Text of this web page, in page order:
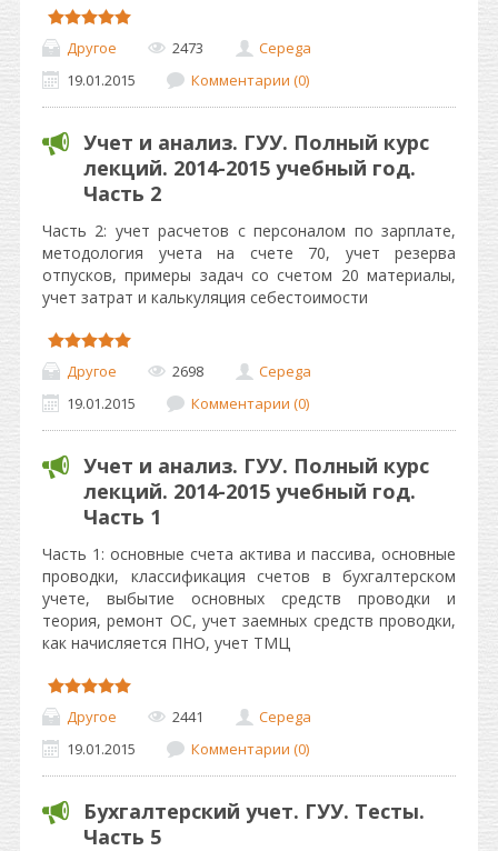
Другое 2473
Cepega
19.01.2015
Комментарии (0)
Учет и анализ. ГУУ. Полный курс
лекций. 2014-2015 учебный год.
Часть 2
Часть 2: учет расчетов с персоналом по зарплате,
методология учета на счете 70, учет резерва
отпусков, примеры задач со счетом 20 материалы,
учет затрат и калькуляция себестоимости
Другое 2698
Cepega
19.01.2015
Комментарии (0)
Учет и анализ. ГУУ. Полный курс
лекций. 2014-2015 учебный год.
Часть 1
Часть 1: основные счета актива и пассива, основные
проводки, классификация счетов в бухгалтерском
учете, выбытие основных средств проводки и
теория, ремонт ОС, учет заемных средств проводки,
как начисляется ПНО, учет ТМЦ
Другое 2441
Cepega
19.01.2015
Комментарии (0)
Бухгалтерский учет. ГУУ. Тесты.
Часть 5